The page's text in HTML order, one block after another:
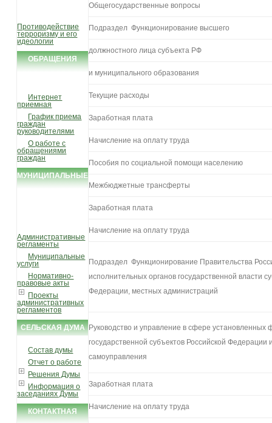
Противодействие
терроризму и его
идеологии
ОБРАЩЕНИЯ
Интернет
приемная
График приема
граждан
руководителями
О работе с
обращениями
граждан
МУНИЦИПАЛЬНЫЕ
Административные
регламенты
Муниципальные
услуги
Нормативно-
правовые акты
Проекты
административных
регламентов
СЕЛЬСКАЯ ДУМА
Состав думы
Отчет о работе
Решения Думы
Информация о
заседаниях Думы
КОНТАКТНАЯ
Общегосударственные вопросы
Подраздел Функционирование высшего
должностного лица субъекта РФ
и муниципального образования
Текущие расходы
Заработная плата
Начисление на оплату труда
Пособия по социальной помощи населению
Межбюджетные трансферты
Заработная плата
Начисление на оплату труда
Подраздел Функционирование Правительства
исполнительных органов государственной власти
Федерации, местных администраций
Руководство и управление в сфере установленных
государственной субъектов Российской Федерации
самоуправления
Заработная плата
Начисление на оплату труда